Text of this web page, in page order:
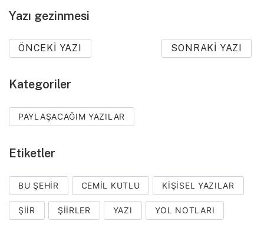
Yazı gezinmesi
ÖNCEKI YAZI SONRAKI YAZI
Kategoriler
PAYLAŞACAĞIM YAZILAR
Etiketler
BU ŞEHIR CEMIL KUTLU KIŞISEL YAZILAR
ŞIIR ŞIIRLER YAZI YOL NOTLARI